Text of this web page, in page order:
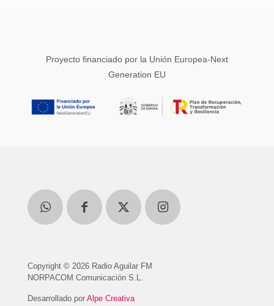
Proyecto financiado por la Unión Europea-Next
Generation EU
Copyright © 2026 Radio Aguilar FM
NORPACOM Comunicación S.L.
Desarrollado por Alpe Creativa